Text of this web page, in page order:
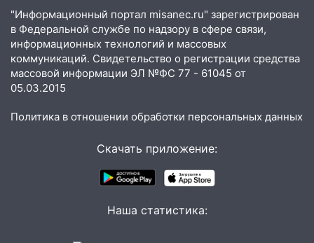
04:47 В Ульяновской области объявили
ракетную опасность: звучат сирены
07.08.2026
20:40
Ульяновские аграрии смогут
купить тракторы с отсрочкой платежа
состоялось торжественное
мероприятие, приуроченное к
празднованию Дня сотрудника органов
следствия Российской Федерации
Ульяновцев приглашают
"Информационный портал misanec.ru" зарегистрирован
в Федеральной службе по надзору в сфере связи,
информационных технологий и массовых
коммуникаций. Свидетельство о регистрации средства
массовой информации ЭЛ №ФС 77 - 61045 от
05.03.2015
Политика в отношении обработки персональных данных
Скачать приложение:
Наша статистика: